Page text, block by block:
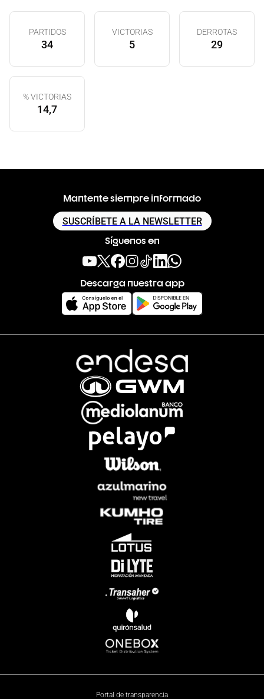
PARTIDOS
34
VICTORIAS
5
DERROTAS
29
% VICTORIAS
14,7
Mantente siempre informado
SUSCRÍBETE A LA NEWSLETTER
Síguenos en
Descarga nuestra app
Portal de transparencia